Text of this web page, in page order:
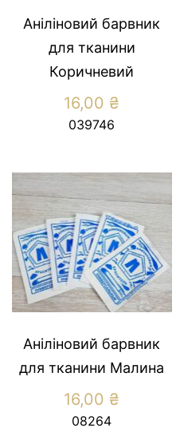
Аніліновий барвник
для тканини
Коричневий
16,00 ₴
039746
Аніліновий барвник
для тканини Малина
16,00 ₴
08264